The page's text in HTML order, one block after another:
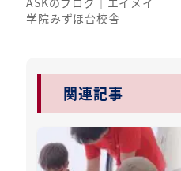
学院みずほ台校舎
関連記事